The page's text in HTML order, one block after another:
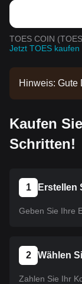
TOES COIN
Jetzt TOES kaufen
Hinweis: Gute
Listings
um es zu
Kaufen
Schritten!
1 Erstellen
Geben Sie Ihre
2 Wählen
Zahlen Sie Ihr